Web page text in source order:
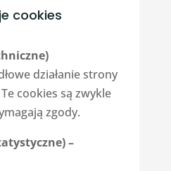
cookies
działanie strony
cookies są zwykle
zgody.
–